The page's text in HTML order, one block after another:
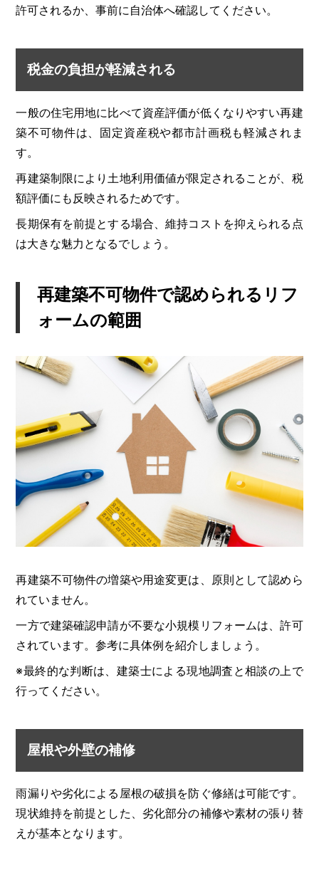
許可されるか、事前に自治体へ確認してください。
税金の負担が軽減される
一般の住宅用地に比べて資産評価が低くなりやすい再建
築不可物件は、固定資産税や都市計画税も軽減されま
す。
再建築制限により土地利用価値が限定されることが、税
額評価にも反映されるためです。
長期保有を前提とする場合、維持コストを抑えられる点
は大きな魅力となるでしょう。
再建築不可物件で認められるリフ
ォームの範囲
再建築不可物件の増築や用途変更は、原則として認めら
れていません。
一方で建築確認申請が不要な小規模リフォームは、許可
されています。参考に具体例を紹介しましょう。
※最終的な判断は、建築士による現地調査と相談の上で
行ってください。
屋根や外壁の補修
雨漏りや劣化による屋根の破損を防ぐ修繕は可能です。
現状維持を前提とした、劣化部分の補修や素材の張り替
えが基本となります。